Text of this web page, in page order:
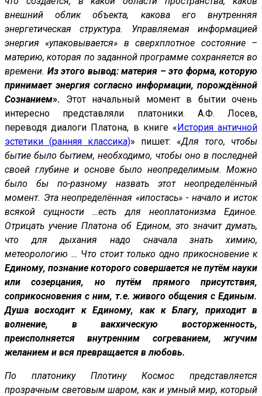
внешний облик объекта, какова его внутренняя
энергетическая структура. Управляемая информацией
энергия «упаковывается» в сверхплотное состояние –
материю, которая по заданной программе сохраняется во
времени. Из этого вывод: материя – это форма, которую
принимает энергия согласно информации, порождённой
Сознанием». Этот начальный момент в бытии очень
интересно представляли платоники. А.Ф. Лосев,
переводя диалоги Платона, в книге «История античной
эстетики (ранняя классика)» пишет: «Для того, чтобы
бытие было бытием, необходимо, чтобы оно в последней
своей глубине и основе было неопределимым. Можно
было бы по-разному назвать этот неопределённый
момент. Эта неопределённая «ипостась» - начало и исток
всякой сущности …есть для неоплатонизма Единое.
Отрицать учение Платона об Едином, это значит думать,
что для дыхания надо сначала знать химию,
метеорологию … Что стоит только одно прикосновение к
Единому, познание которого совершается не путём науки
или созерцания, но путём прямого присутствия,
соприкосновения с ним, т.е. живого общения с Единым.
Душа восходит к Единому, как к Благу, приходит в
волнение, в вакхическую восторженность,
преисполняется внутренним согреванием, жгучим
желанием и вся превращается в любовь.
По платонику Плотину Космос представляется
прозрачным световым шаром, как и умный мир, который